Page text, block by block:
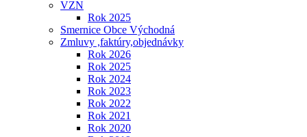
VZN
Rok 2025
Smernice Obce Východná
Zmluvy ,faktúry,objednávky
Rok 2026
Rok 2025
Rok 2024
Rok 2023
Rok 2022
Rok 2021
Rok 2020